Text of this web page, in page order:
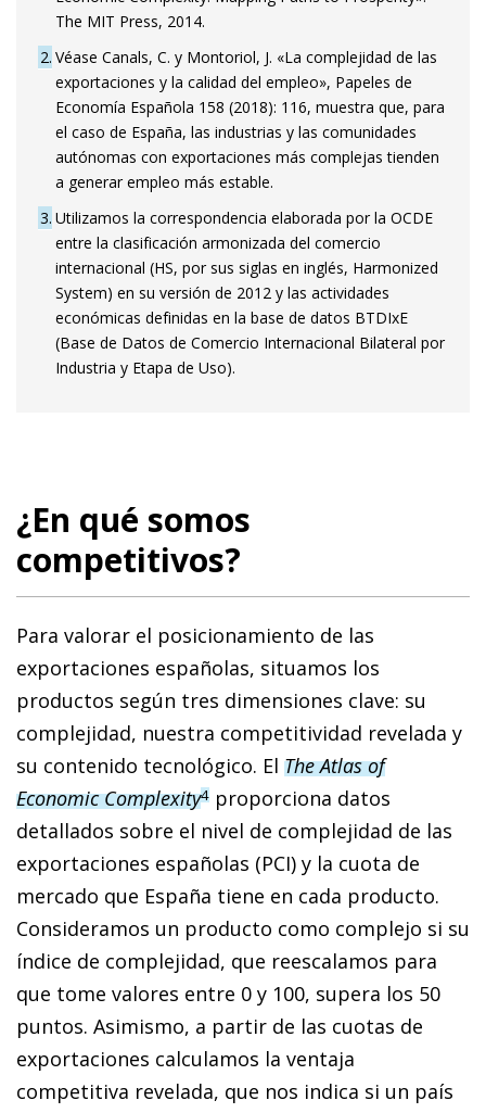
The MIT Press, 2014.
2 Véase Canals, C. y Montoriol, J. «La complejidad de las
exportaciones y la calidad del empleo», Papeles de
Economía Española 158 (2018): 116, muestra que, para
el caso de España, las industrias y las comunidades
autónomas con exportaciones más complejas tienden
a generar empleo más estable.
3 Utilizamos la correspondencia elaborada por la OCDE
entre la clasificación armonizada del comercio
internacional (HS, por sus siglas en inglés, Harmonized
System) en su versión de 2012 y las actividades
económicas definidas en la base de datos BTDIxE
(Base de Datos de Comercio Internacional Bilateral por
Industria y Etapa de Uso).
¿En qué somos
competitivos?
Para valorar el posicionamiento de las
exportaciones españolas, situamos los
productos según tres dimensiones clave: su
complejidad, nuestra competitividad revelada y
su contenido tecnológico. El The Atlas of
Economic Complexity4 proporciona datos
detallados sobre el nivel de complejidad de las
exportaciones españolas (PCI) y la cuota de
mercado que España tiene en cada producto.
Consideramos un producto como complejo si su
índice de complejidad, que reescalamos para
que tome valores entre 0 y 100, supera los 50
puntos. Asimismo, a partir de las cuotas de
exportaciones calculamos la ventaja
competitiva revelada, que nos indica si un país